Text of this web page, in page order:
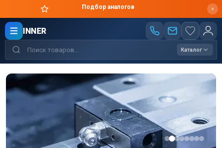
Цены производителя
INNER
Каталог